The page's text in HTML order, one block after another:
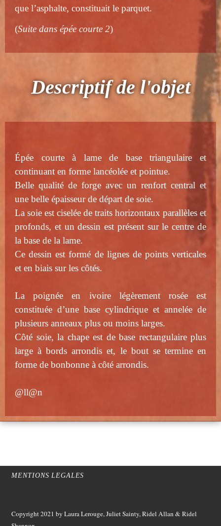
que l’asphalte, constituait le parquet.
(Suite dans épée courte 2)
Descriptif de l'objet
Épée courte à lame de base triangulaire et
continuant en forme lancéolée et pointue.
Belle qualité de forge avec un renfort central et
une belle épaisseur de départ de soie.
La soie est ciselée de traits horizontaux parallèles et
profonds, et un dessin est présent sur le centre de
la base de la lame.
Ce dessin est formé de lignes de points verticales
et en biais sur les côtés.
La poignée en ivoire légèrement rosée est
constituée d’une base cylindrique et annelée de
plusieurs anneaux plus ou moins larges.
Côté soie, la chape est de base rectangulaire plus
large à bords arrondis et, le bout se termine en
forme de bonbonne à côté arrondis.
@ll@n
MENTIONS LEGALES
Copyright 2021 by Laura Lerouge, Juliet Sainty, Ridel Allan &Ridel